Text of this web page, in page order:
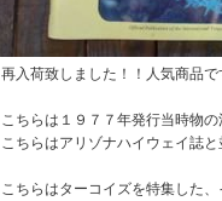
再入荷致しました！！人気商品
こちらは１９７７年発行当時物の
こちらはアリゾナハイウェイ誌
こちらはターコイズを特集した